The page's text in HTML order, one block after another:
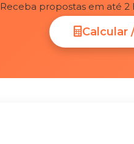
Receba propostas em até 2
Calcular